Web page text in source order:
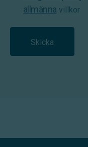
allmänna villkor
Skicka